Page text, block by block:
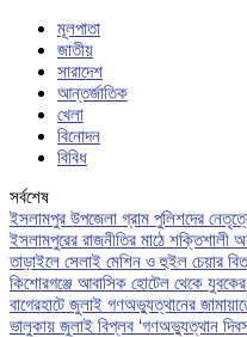
মূলপাতা
জাতীয়
সারাদেশ
আন্তর্জাতিক
খেলা
বিনোদন
বিবিধ
সর্বশেষ
ইসলামপুর উপজেলা গ্রাম পুলিশদের
ইসলামপুরের রাজনীতির মাঠে শক্তিশালী
তাড়াইলে সেলাই মেশিন ও হুইল চেয়ার
কিশোরগঞ্জে আবাসিক হোটেল থেকে
বাগেরহাটে জুলাই গণঅভ্যুত্থানের
ভালুকায় জুলাই বিপ্লব ‘গণঅভ্যুত্থান